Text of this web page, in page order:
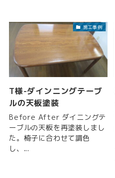
施工事例
T様-ダインニングテーブ
ルの天板塗装
Before After ダイニングテ
ーブルの天板を再塗装しまし
た。椅子に合わせて調色
し、...